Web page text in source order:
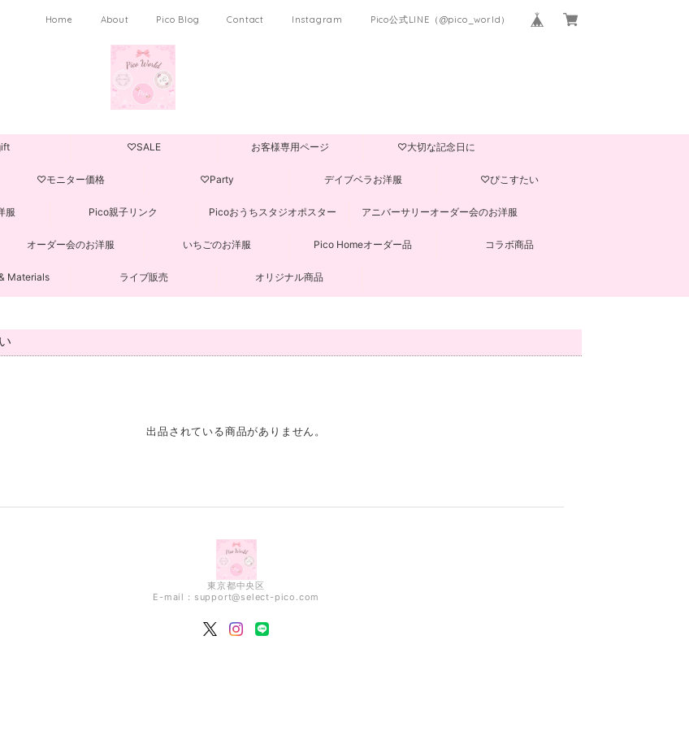
Home About Pico Blog Contact Instagram Pico公式LINE（@pico_world）
♡SALE お客様専用ページ ♡大切な記念日に
♡モニター価格 ♡Party デイブベラお洋服 ♡ぴこすたい
服 Pico親子リンク Picoおうちスタジオポスター アニバーサリーオーダー会のお洋服
オーダー会のお洋服 いちごのお洋服 Pico Homeオーダー品 コラボ商品
Materials ライブ販売 オリジナル商品
出品されている商品がありません。
東京都中央区
E-mail： support@select-pico.com